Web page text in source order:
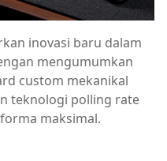
inovasi baru dalam
mengumumkan
custom mekanikal
teknologi polling rate
maksimal.